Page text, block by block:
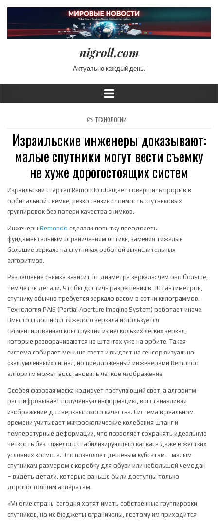
nigroll.com
Актуально каждый день.
POSTED IN
ТЕХНОЛОГИИ
Израильские инженеры доказывают:
малые спутники могут вести съемку
не хуже дорогостоящих систем
Израильский стартап Remondo обещает совершить прорыв в
орбитальной съемке, резко снизив стоимость спутниковых
группировок без потери качества снимков.
Инженеры Remondo сделали попытку преодолеть
фундаментальным ограничениям оптики, заменяя тяжелые
большие зеркала на спутниках работой вычислительных
алгоритмов.
Разрешение снимка зависит от диаметра зеркала: чем оно больше,
тем четче детали. Чтобы достичь разрешения в 30 сантиметров,
спутнику обычно требуется зеркало весом в сотни килограммов.
Технология PAIS (Partial Aperture Imaging System) работает иначе.
Вместо сплошного тяжелого зеркала используется
сегментированная конструкция из нескольких легких зеркал,
которые разворачиваются на штангах уже на орбите. Такая
система собирает меньше света и выдает на сенсор визуально
«зашумленный» сигнал, но предложенный инженерами Remondo
алгоритм может восстановить четкое изображение.
Особая фазовая маска кодирует поступающий свет, а алгоритм
расшифровывает полученную информацию, восстанавливая
изображение до сверхвысокого качества. Система в реальном
времени учитывает микроскопические колебания штанг и
температурные деформации, что позволяет сохранять идеальную
четкость без тяжелого стабилизирующего каркаса даже в жестких
условиях космоса. Это позволяет дешевым кубсатам – малым
спутникам размером с коробку для обуви или небольшой чемодан
– видеть детали, которые раньше были доступны только
дорогостоящим аппаратам.
«Многие страны сегодня хотят иметь собственные группировки
спутников, но их бюджеты ограничены, поэтому им приходится